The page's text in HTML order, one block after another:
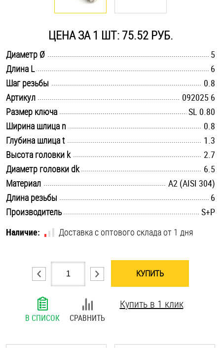
Стопорные кольца
Такелаж
Хомуты
Шайбы
Шпильки
Шплинты
Штифты и пальцы
ЦЕНА ЗА 1 ШТ: 75.52 РУБ.
Диаметр Ø
5
Длина L
6
Шаг резьбы
0.8
Артикул
092025 6
Размер ключа
SL 0.80
Ширина шлица n
0.8
Глубина шлица t
1.3
Высота головки k
2.7
Диаметр головки dk
6.5
Материал
А2 (AISI 304)
Длина резьбы
6
Производитель
S+P
Наличие:
Доставка с оптового склада от 1 дня
КУПИТЬ
В СПИСОК СРАВНИТЬ
Купить в 1 клик